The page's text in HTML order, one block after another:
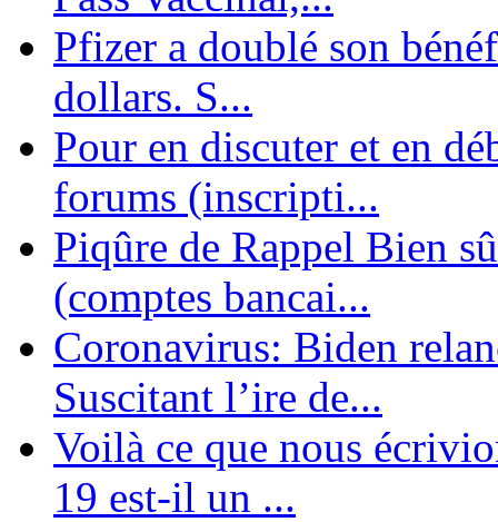
Pfizer a doublé son
dollars. S...
Pour en discuter et en
forums (inscripti...
Piqûre de Rappel Bien
(comptes bancai...
Coronavirus: Biden
Suscitant l’ire de...
Voilà ce que nous
19 est-il un ...